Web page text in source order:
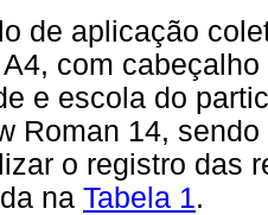
de aplicação
com
e escola do
Roman 14,
o registro das
na Tabela 1.